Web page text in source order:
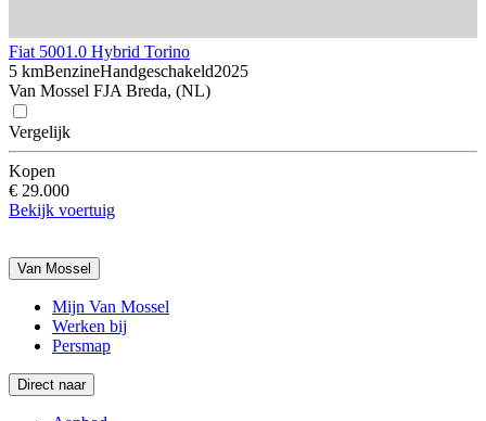
Fiat 5001.0 Hybrid Torino
5 kmBenzineHandgeschakeld2025
Van Mossel FJA Breda, (NL)
Vergelijk
Kopen
€ 29.000
Bekijk voertuig
Van Mossel
Mijn Van Mossel
Werken bij
Persmap
Direct naar